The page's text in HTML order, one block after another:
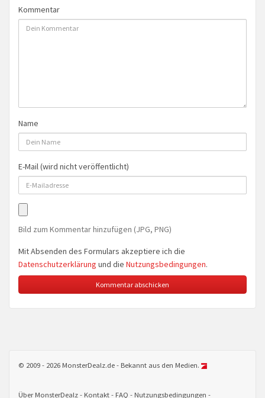
Kommentar
Name
E-Mail (wird nicht veröffentlicht)
Bild zum Kommentar hinzufügen (JPG, PNG)
Mit Absenden des Formulars akzeptiere ich die
Datenschutzerklärung und die Nutzungsbedingungen.
© 2009 - 2026 MonsterDealz.de - Bekannt aus den Medien.
Über MonsterDealz Kontakt FAQ Nutzungsbedingungen